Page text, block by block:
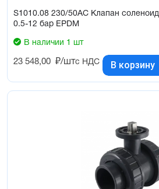
S1010.08 230/50AC Клапан
0.5-12 бар EPDM
В наличии 1 шт
23 548,00 ₽/штс НДС В корзину